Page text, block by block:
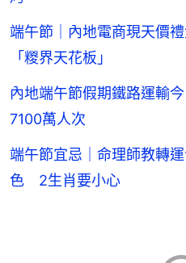
端午節｜內地電商現天價
「糉界天花板」
內地端午節假期鐵路運輸
7100萬人次
端午節宜忌｜命理師教轉
色 2生肖要小心